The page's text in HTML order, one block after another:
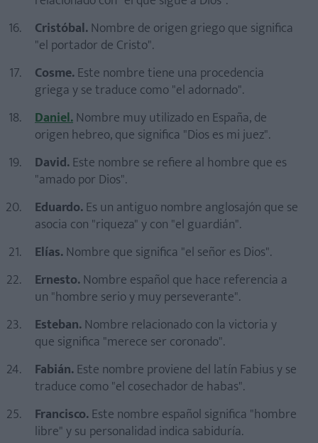
Cristóbal.Nombre de origen griego que significa
"el portador de Cristo".
Cosme.Este nombre tiene una procedencia
griega y se traduce como "el adornado".
Daniel.Nombre muy utilizado en España, de
origen hebreo, que significa "Dios es mi juez".
David.Este nombre se refiere al hombre que es
"amado por Dios".
Eduardo.Es un antiguo nombre anglosajón que se
asocia con "riqueza" y con "el guardián".
Elías.Nombre que significa "el señor es Dios".
Ernesto.Nombre español que hace referencia a
un "hombre serio y muy perseverante".
Esteban.Nombre relacionado con la victoria y
que significa "merece ser coronado".
Fabián.Este nombre proviene del latín Fabius y se
traduce como "el cosechador de habas".
Francisco.Este nombre español significa "hombre
libre" y su personalidad indica sabiduría.